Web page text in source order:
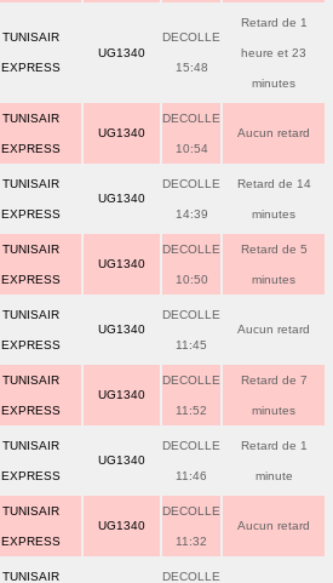
TUNISAIR
EXPRESS
UG1340
DECOLLE
15:48
Retard de 1
heure et 23
minutes
TUNISAIR
EXPRESS
UG1340
DECOLLE
10:54
Aucun retard
TUNISAIR
EXPRESS
UG1340
DECOLLE
14:39
Retard de 14
minutes
TUNISAIR
EXPRESS
UG1340
DECOLLE
10:50
Retard de 5
minutes
TUNISAIR
EXPRESS
UG1340
DECOLLE
11:45
Aucun retard
TUNISAIR
EXPRESS
UG1340
DECOLLE
11:52
Retard de 7
minutes
TUNISAIR
EXPRESS
UG1340
DECOLLE
11:46
Retard de 1
minute
TUNISAIR
EXPRESS
UG1340
DECOLLE
11:32
Aucun retard
TUNISAIR DECOLLE